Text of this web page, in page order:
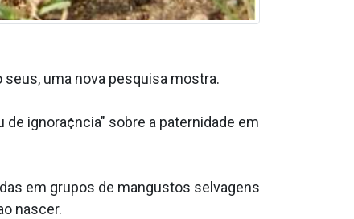
uma nova pesquisa mostra.
ignora¢ncia" sobre a paternidade em
em grupos de mangustos selvagens
nascer.